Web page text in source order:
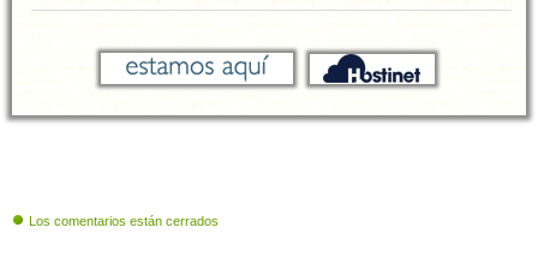
Los comentarios están cerrados